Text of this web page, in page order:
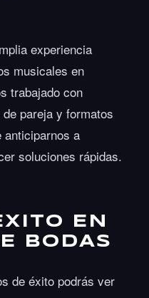
experiencia
musicales en
trabajado con
pareja y formatos
anticiparnos a
soluciones rápidas.
EN
BODAS
de éxito podrás ver